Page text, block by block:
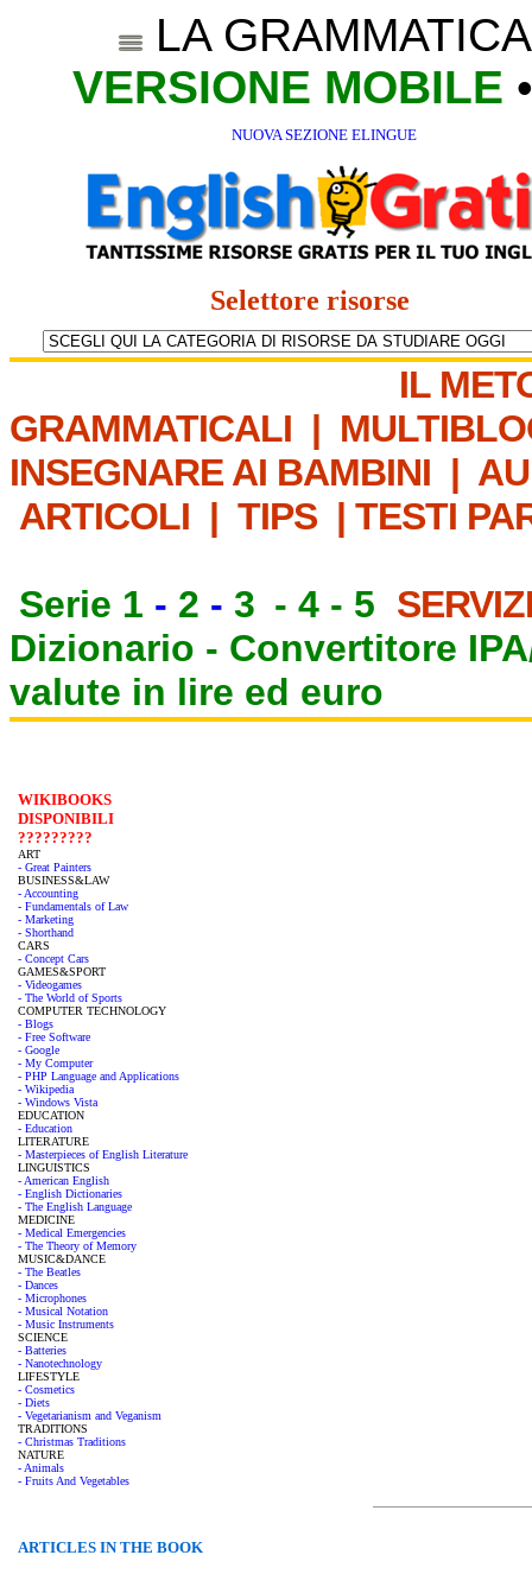
LA
VERSIONE MOBILE
NUOVA SEZIONE ELINGUE
Selettore risorse
IL
GRAMMATICALI |
INSEGNARE AI BAMBINI |
ARTICOLI | TIPS | TESTI
Serie 1 - 2 - 3 - 4 - 5
Dizionario - Convertitore
valute in lire ed euro
WIKIBOOKS
DISPONIBILI
?????????
ART
- Great Painters
BUSINESS&LAW
- Accounting
- Fundamentals of Law
- Marketing
- Shorthand
CARS
- Concept Cars
GAMES&SPORT
- Videogames
- The World of Sports
COMPUTER TECHNOLOGY
- Blogs
- Free Software
- Google
- My Computer
- PHP Language and Applications
- Wikipedia
- Windows Vista
EDUCATION
- Education
LITERATURE
- Masterpieces of English Literature
LINGUISTICS
- American English
- English Dictionaries
- The English Language
MEDICINE
- Medical Emergencies
- The Theory of Memory
MUSIC&DANCE
- The Beatles
- Dances
- Microphones
- Musical Notation
- Music Instruments
SCIENCE
- Batteries
- Nanotechnology
LIFESTYLE
- Cosmetics
- Diets
- Vegetarianism and Veganism
TRADITIONS
- Christmas Traditions
NATURE
- Animals
- Fruits And Vegetables
ARTICLES IN THE BOOK